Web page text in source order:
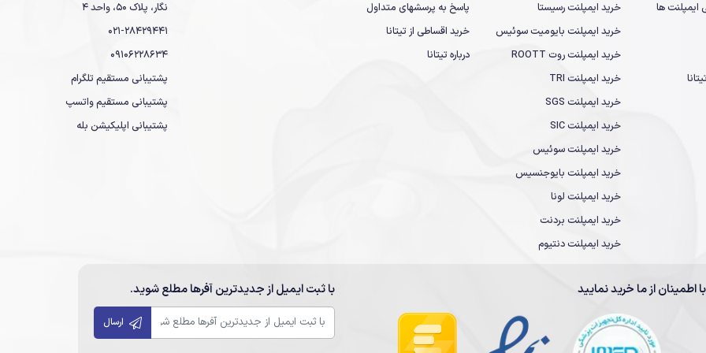
ها
خرید ایمپلنت رسیستا
خرید ایمپلنت بایومیت سوئیس
خرید ایمپلنت روت ROOTT
خرید ایمپلنت TRI
خرید ایمپلنت SGS
خرید ایمپلنت SIC
خرید ایمپلنت سوئیس
خرید ایمپلنت بایوجنسیس
خرید ایمپلنت لونا
خرید ایمپلنت بردنت
خرید ایمپلنت دنتیوم
پاسخ به پرسشهای متداول
خرید اقساطی از تیتانا
درباره تیتانا
نگار، پلاک 50، واحد 4
021-28429441
09106228634
پشتیبانی مستقیم تلگرام
پشتیبانی مستقیم واتسپ
پشتیبانی اپلیکیشن بله
با اطمینان از ما خرید نمایید با ثبت ایمیل از جدیدترین آفرها مطلع شوید.